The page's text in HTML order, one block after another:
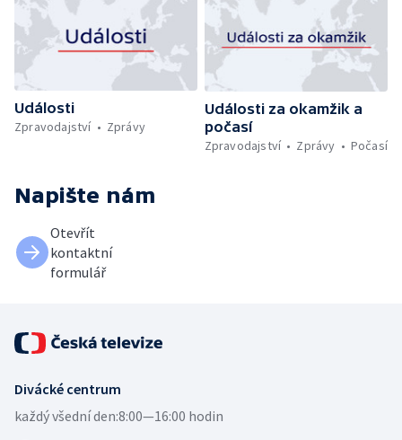
Události
Zpravodajství
Zprávy
Události za okamžik a
počasí
Zpravodajství
Zprávy Počasí
Napište nám
Otevřít
kontaktní
formulář
Divácké centrum
každý všední den:8:00—16:00 hodin